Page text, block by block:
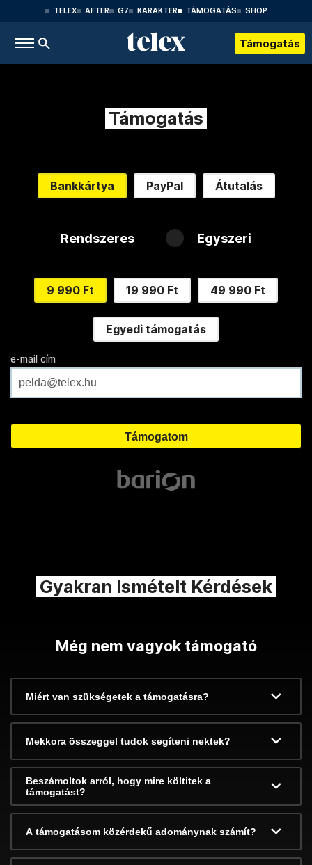
TELEX AFTER G7 KARAKTER TÁMOGATÁS SHOP
Támogatás
Támogatás
Bankkártya PayPal Átutalás
Rendszeres Egyszeri
9 990 Ft 19 990 Ft 49 990 Ft
Egyedi támogatás
e-mail cím
Gyakran Ismételt Kérdések
Még nem vagyok támogató
Miért van szükségetek a támogatásra?
Mekkora összeggel tudok segíteni nektek?
Beszámoltok arról, hogy mire költitek a
támogatást?
A támogatásom közérdekű adománynak számít?